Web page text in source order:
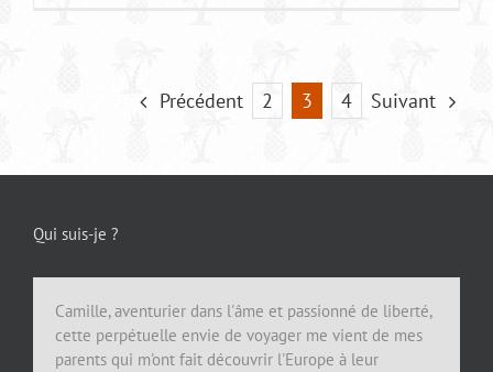
Précédent 2 3 4 Suivant
Qui suis-je ?
Camille, aventurier dans l'âme et passionné de liberté,
cette perpétuelle envie de voyager me vient de mes
parents qui m'ont fait découvrir l'Europe à leur